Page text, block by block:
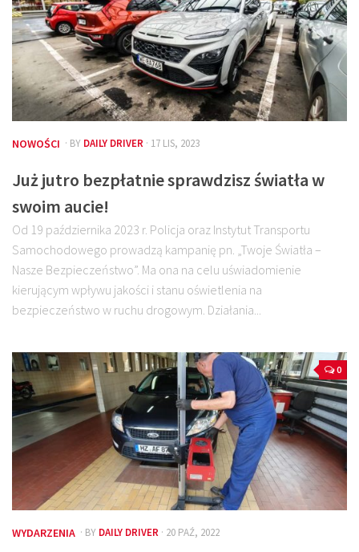
NOWOŚCI · BY DAILY DRIVER · 17 LIS, 2023
Już jutro bezpłatnie sprawdzisz światła w
swoim aucie!
Od 19 października 2023 r. Policja oraz Instytut Transportu
Samochodowego prowadzą kampanię pn. „Twoje Światła –
Nasze Bezpieczeństwo”. Ma ona na celu uświadomienie
kierującym wpływu jakości i stanu oświetlenia na
bezpieczeństwo w ruchu drogowym. Działania...
0
WYDARZENIA · BY DAILY DRIVER · 20 PAŹ, 2022